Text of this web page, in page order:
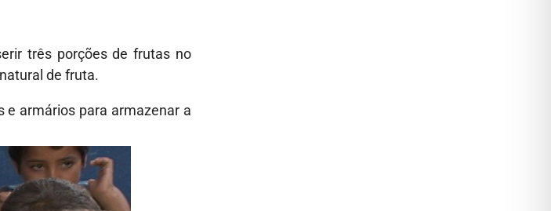
três porções de frutas no
de fruta.
e armários para armazenar a